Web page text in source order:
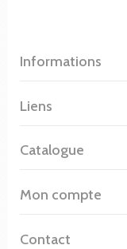
Informations
Liens
Catalogue
Mon compte
Contact